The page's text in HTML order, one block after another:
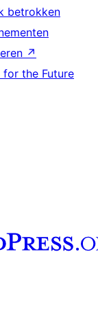
betrokken
↗
for the Future